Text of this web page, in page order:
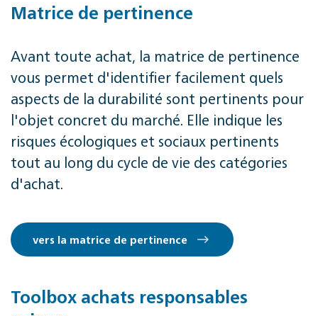
Matrice de pertinence
Avant toute achat, la matrice de pertinence
vous permet d'identifier facilement quels
aspects de la durabilité sont pertinents pour
l'objet concret du marché. Elle indique les
risques écologiques et sociaux pertinents
tout au long du cycle de vie des catégories
d'achat.
vers la matrice de pertinence
Toolbox achats responsables